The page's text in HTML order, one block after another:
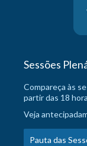
Sessões
Compareça às
partir das 18
Veja
Pauta das